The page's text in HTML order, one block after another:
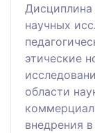
научных
этические
области
внедрения